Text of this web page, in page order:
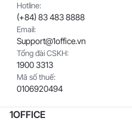
Hotline:
(+84) 83 483 8888
Email:
Support@1office.vn
Tổng đài CSKH:
1900 3313
Mã số thuế:
0106920494
1OFFICE